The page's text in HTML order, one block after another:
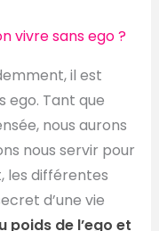
vivre sans ego ?
il est
ego. Tant que
nous aurons
nous servir pour
les différentes
d’une vie
poids de l’ego et